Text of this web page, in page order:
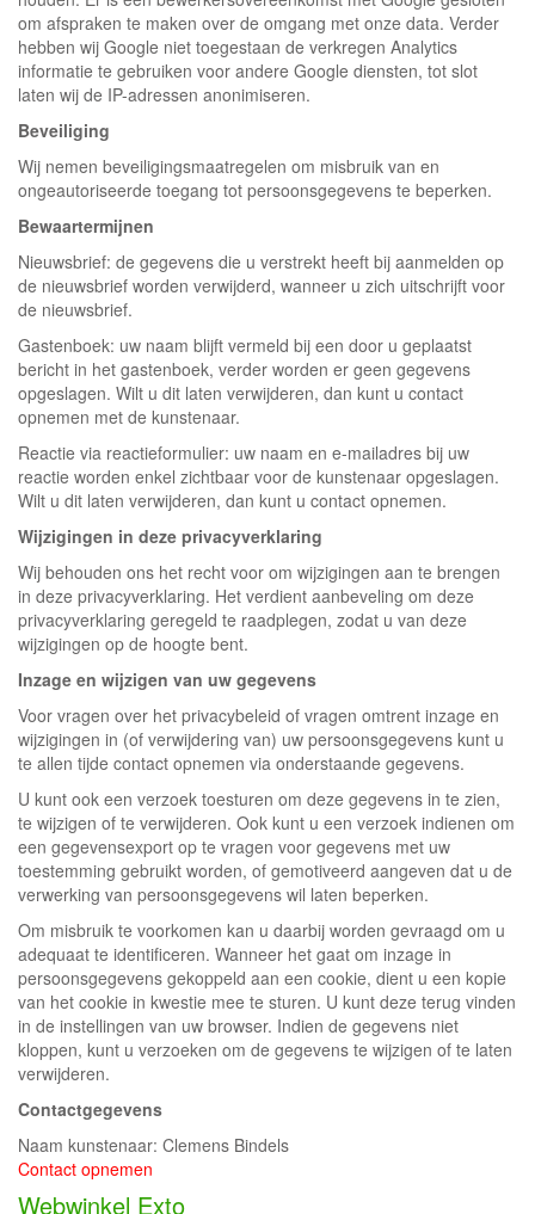
om afspraken te maken over de omgang met onze data. Verder
hebben wij Google niet toegestaan de verkregen Analytics
informatie te gebruiken voor andere Google diensten, tot slot
laten wij de IP-adressen anonimiseren.
Beveiliging
Wij nemen beveiligingsmaatregelen om misbruik van en
ongeautoriseerde toegang tot persoonsgegevens te beperken.
Bewaartermijnen
Nieuwsbrief: de gegevens die u verstrekt heeft bij aanmelden op
de nieuwsbrief worden verwijderd, wanneer u zich uitschrijft voor
de nieuwsbrief.
Gastenboek: uw naam blijft vermeld bij een door u geplaatst
bericht in het gastenboek, verder worden er geen gegevens
opgeslagen. Wilt u dit laten verwijderen, dan kunt u contact
opnemen met de kunstenaar.
Reactie via reactieformulier: uw naam en e-mailadres bij uw
reactie worden enkel zichtbaar voor de kunstenaar opgeslagen.
Wilt u dit laten verwijderen, dan kunt u contact opnemen.
Wijzigingen in deze privacyverklaring
Wij behouden ons het recht voor om wijzigingen aan te brengen
in deze privacyverklaring. Het verdient aanbeveling om deze
privacyverklaring geregeld te raadplegen, zodat u van deze
wijzigingen op de hoogte bent.
Inzage en wijzigen van uw gegevens
Voor vragen over het privacybeleid of vragen omtrent inzage en
wijzigingen in (of verwijdering van) uw persoonsgegevens kunt u
te allen tijde contact opnemen via onderstaande gegevens.
U kunt ook een verzoek toesturen om deze gegevens in te zien,
te wijzigen of te verwijderen. Ook kunt u een verzoek indienen om
een gegevensexport op te vragen voor gegevens met uw
toestemming gebruikt worden, of gemotiveerd aangeven dat u de
verwerking van persoonsgegevens wil laten beperken.
Om misbruik te voorkomen kan u daarbij worden gevraagd om u
adequaat te identificeren. Wanneer het gaat om inzage in
persoonsgegevens gekoppeld aan een cookie, dient u een kopie
van het cookie in kwestie mee te sturen. U kunt deze terug vinden
in de instellingen van uw browser. Indien de gegevens niet
kloppen, kunt u verzoeken om de gegevens te wijzigen of te laten
verwijderen.
Contactgegevens
Naam kunstenaar: Clemens Bindels
Contact opnemen
Webwinkel Exto